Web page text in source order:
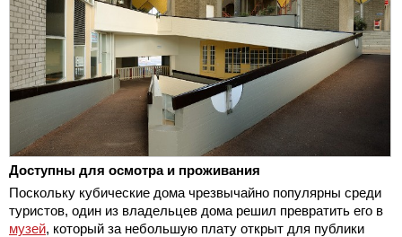
Доступны для осмотра и проживания
Поскольку кубические дома чрезвычайно популярны среди
туристов, один из владельцев дома решил превратить его в
музей, который за небольшую плату открыт для публики